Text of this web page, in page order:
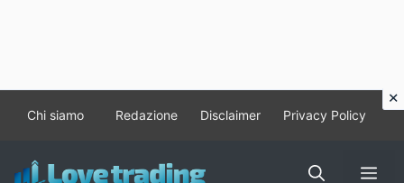
contenuto
Chi siamo Redazione Disclaimer Privacy Policy